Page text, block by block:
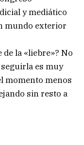
y mediático
mundo exterior
la «liebre»? No
es muy
momento menos
sin resto a